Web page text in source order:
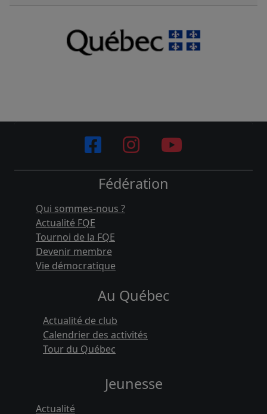
Fédération
Qui sommes-nous ?
Actualité FQE
Tournoi de la FQE
Devenir membre
Vie démocratique
Au Québec
Actualité de club
Calendrier des activités
Tour du Québec
Jeunesse
Actualité